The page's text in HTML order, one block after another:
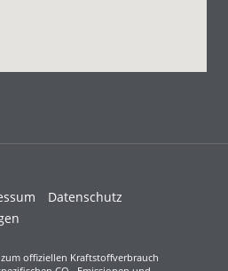
Datenschutz
offiziellen Kraftstoffverbrauch